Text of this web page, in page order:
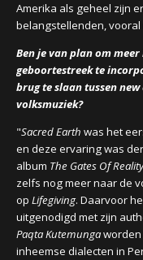
Amerika als geheel zijn
belangstellenden,
Ben je van plan om
geboortestreek te
brug te slaan tussen
volksmuziek?
"Sacred Earth was het
en deze ervaring was
album The Gates Of Reality
zelfs nog meer naar de
op Lifegiving. Daarvoor
uitgenodigd met zijn
Paqta Kutemunga
inheemse dialecten in